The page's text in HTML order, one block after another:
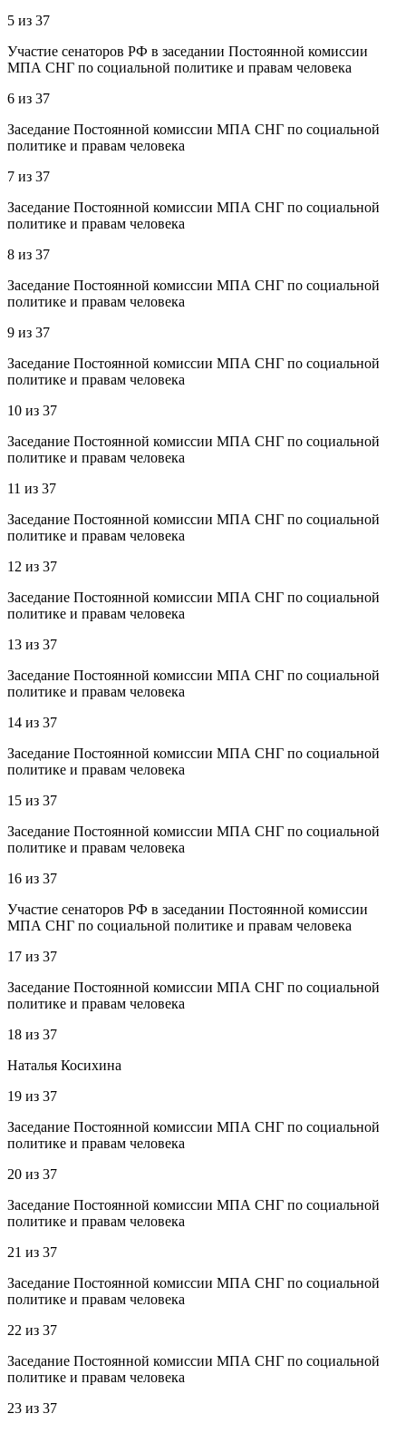
5 из 37
Участие сенаторов РФ в заседании Постоянной комиссии
МПА СНГ по социальной политике и правам человека
6 из 37
Заседание Постоянной комиссии МПА СНГ по социальной
политике и правам человека
7 из 37
Заседание Постоянной комиссии МПА СНГ по социальной
политике и правам человека
8 из 37
Заседание Постоянной комиссии МПА СНГ по социальной
политике и правам человека
9 из 37
Заседание Постоянной комиссии МПА СНГ по социальной
политике и правам человека
10 из 37
Заседание Постоянной комиссии МПА СНГ по социальной
политике и правам человека
11 из 37
Заседание Постоянной комиссии МПА СНГ по социальной
политике и правам человека
12 из 37
Заседание Постоянной комиссии МПА СНГ по социальной
политике и правам человека
13 из 37
Заседание Постоянной комиссии МПА СНГ по социальной
политике и правам человека
14 из 37
Заседание Постоянной комиссии МПА СНГ по социальной
политике и правам человека
15 из 37
Заседание Постоянной комиссии МПА СНГ по социальной
политике и правам человека
16 из 37
Участие сенаторов РФ в заседании Постоянной комиссии
МПА СНГ по социальной политике и правам человека
17 из 37
Заседание Постоянной комиссии МПА СНГ по социальной
политике и правам человека
18 из 37
Наталья Косихина
19 из 37
Заседание Постоянной комиссии МПА СНГ по социальной
политике и правам человека
20 из 37
Заседание Постоянной комиссии МПА СНГ по социальной
политике и правам человека
21 из 37
Заседание Постоянной комиссии МПА СНГ по социальной
политике и правам человека
22 из 37
Заседание Постоянной комиссии МПА СНГ по социальной
политике и правам человека
23 из 37